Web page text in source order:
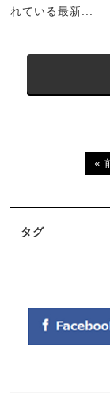
れている最新...
«
タグ